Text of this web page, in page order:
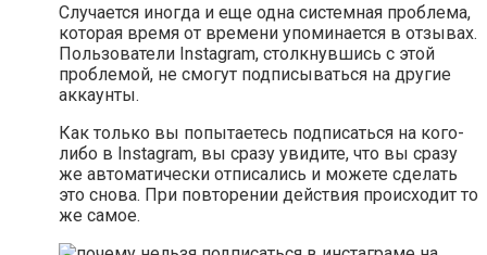
Случается иногда и еще одна системная проблема,
которая время от времени упоминается в отзывах.
Пользователи Instagram, столкнувшись с этой
проблемой, не смогут подписываться на другие
аккаунты.
Как только вы попытаетесь подписаться на кого-
либо в Instagram, вы сразу увидите, что вы сразу
же автоматически отписались и можете сделать
это снова. При повторении действия происходит то
же самое.